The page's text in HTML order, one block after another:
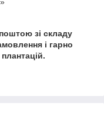
зі складу
і гарно